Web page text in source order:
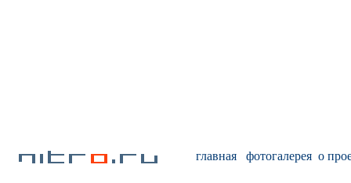
главная фотогалерея о